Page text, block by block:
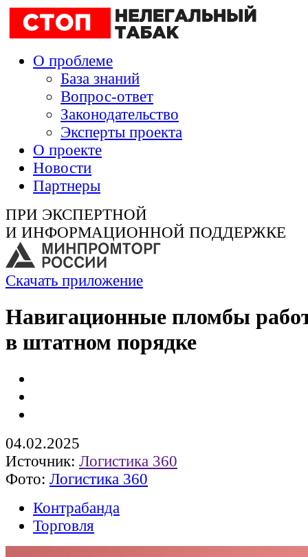
О проблеме
База знаний
Вопрос-ответ
Законодательство
Эксперты проекта
О проекте
Новости
Партнеры
ПРИ ЭКСПЕРТНОЙ
И ИНФОРМАЦИОННОЙ ПОДДЕРЖКЕ
Скачать приложение
Навигационные пломбы
в штатном порядке
04.02.2025
Источник: Логистика 360
Фото: Логистика 360
Контрабанда
Торговля